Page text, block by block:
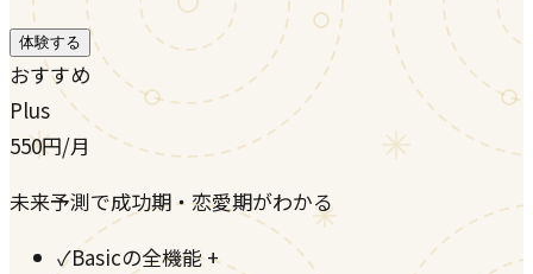
体験する
おすすめ
Plus
550円/月
未来予測で成功期・恋愛期がわかる
✓Basicの全機能 +